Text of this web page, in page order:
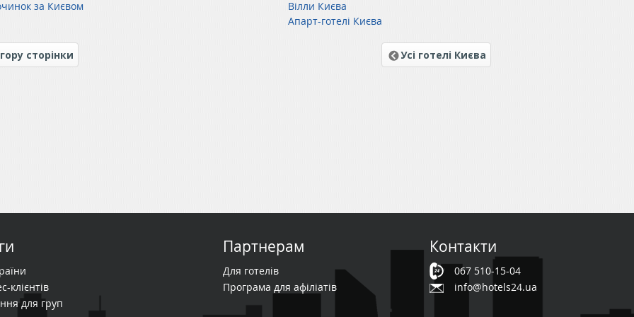
за Києвом
Вілли Києва
Апарт-готелі Києва
сторінки Усі готелі Києва
клієнтів
для груп
Партнерам
Для готелів
Програма для афіліатів
Контакти
067 510-15-04
info@hotels24.ua